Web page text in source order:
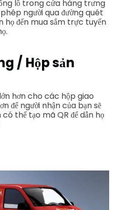
lồ trong cửa hàng trưng
người qua đường quét
họ đến mua sắm trực tuyến
/ Hộp sản
hơn cho các hộp giao
để người nhận của bạn sẽ
thể tạo mã QR để dẫn họ